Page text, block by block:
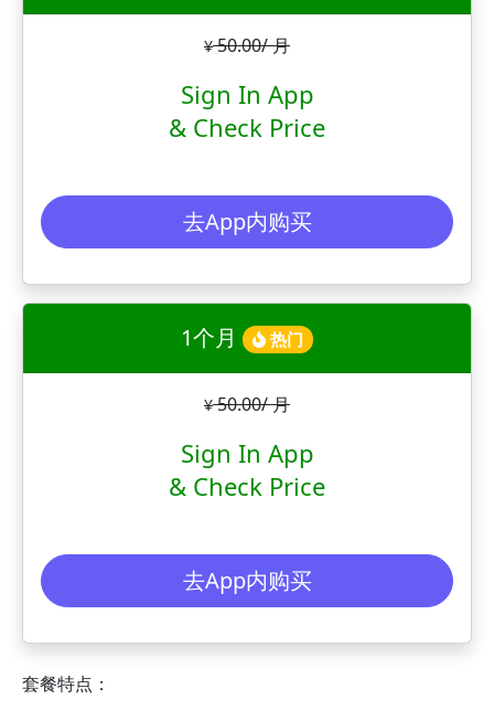
¥50.00/ 月
Sign In App
& Check Price
去App内购买
1个月 热门
¥50.00/ 月
Sign In App
& Check Price
去App内购买
套餐特点：